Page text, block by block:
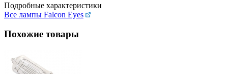
Подробные характеристики
Все лампы Falcon Eyes
Похожие товары